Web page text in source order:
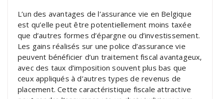
L’un des avantages de l’assurance vie en Belgique
est qu’elle peut être potentiellement moins taxée
que d’autres formes d’épargne ou d’investissement.
Les gains réalisés sur une police d’assurance vie
peuvent bénéficier d’un traitement fiscal avantageux,
avec des taux d’imposition souvent plus bas que
ceux appliqués à d’autres types de revenus de
placement. Cette caractéristique fiscale attractive